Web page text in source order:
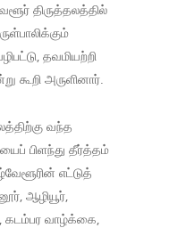
திருத்தலத்தில்
தவமியற்றி
கூறி அருளினார்.
வந்த
பிளந்து தீர்த்தம்
எட்டுத்
ஆழியூர்,
கடம்பர வாழ்க்கை,